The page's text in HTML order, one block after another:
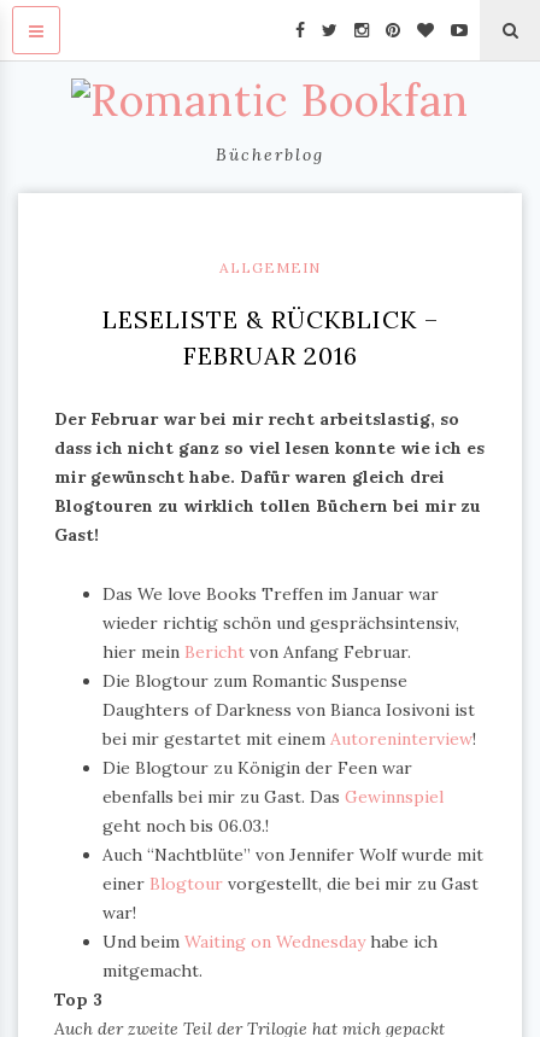
Bücherblog
ALLGEMEIN
LESELISTE & RÜCKBLICK –
FEBRUAR 2016
Der Februar war bei mir recht arbeitslastig, so
dass ich nicht ganz so viel lesen konnte wie ich es
mir gewünscht habe. Dafür waren gleich drei
Blogtouren zu wirklich tollen Büchern bei mir zu
Gast!
Das We love Books Treffen im Januar war
wieder richtig schön und gesprächsintensiv,
hier mein Bericht von Anfang Februar.
Die Blogtour zum Romantic Suspense
Daughters of Darkness von Bianca Iosivoni ist
bei mir gestartet mit einem Autoreninterview!
Die Blogtour zu Königin der Feen war
ebenfalls bei mir zu Gast. Das Gewinnspiel
geht noch bis 06.03.!
Auch “Nachtblüte” von Jennifer Wolf wurde mit
einer Blogtour vorgestellt, die bei mir zu Gast
war!
Und beim Waiting on Wednesdayhabe ich
mitgemacht.
Top 3
Auch der zweite Teil der Trilogie hat mich gepackt